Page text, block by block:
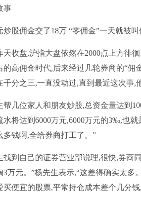
事
炒股佣金交了18万 “零佣金”一天就被叫
天收盘,沪指大盘依然在2000点上方徘
的高佣金时代,后来经过几轮券商的“佣
千分之三,一直没动过,直到最近这次事,
帮几位家人和朋友炒股,总资金量达到
水将达到6000万元,6000万元的3‰,也
多钱啊,全给券商打工了。”
找到自己的证券营业部说理,很快,券商
3万元。”杨先生表示,“这差得确实太
买便宜的股票,平常持仓成本差个几分